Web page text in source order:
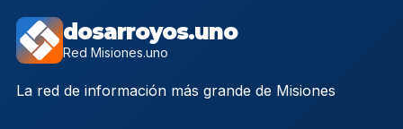
dosarroyos.uno
Red Misiones.uno
La red de información más grande de Misiones